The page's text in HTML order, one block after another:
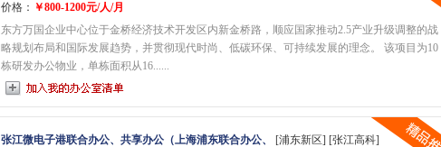
价格： ￥800-1200元/人/月
东方万国企业中心位于金桥经济技术开发区内新金桥路，顺应国家推动2.5产业升级调整的战
略规划布局和国际发展趋势，并贯彻现代时尚、低碳环保、可持续发展的理念。 该项目为10
栋研发办公物业，单栋面积从16......
张江微电子港联合办公、共享办公（上海浦东联合办公、 [浦东新区] [张江高科]